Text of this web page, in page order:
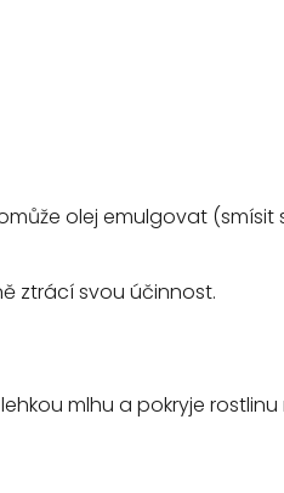
olej emulgovat (smísit
ztrácí svou účinnost.
mlhu a pokryje